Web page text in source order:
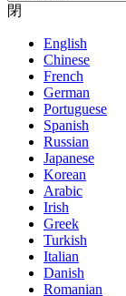
閉
English
Chinese
French
German
Portuguese
Spanish
Russian
Japanese
Korean
Arabic
Irish
Greek
Turkish
Italian
Danish
Romanian